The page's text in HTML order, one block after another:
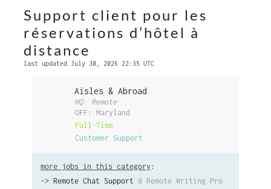
Support client pour les
réservations d’hôtel à
distance
last updated July 30, 2026 22:35 UTC
Aisles & Abroad
HQ: Remote
OFF: Maryland
Full-Time
Customer Support
more jobs in this category :
-> Remote Chat Support @ Remote Writing Pro